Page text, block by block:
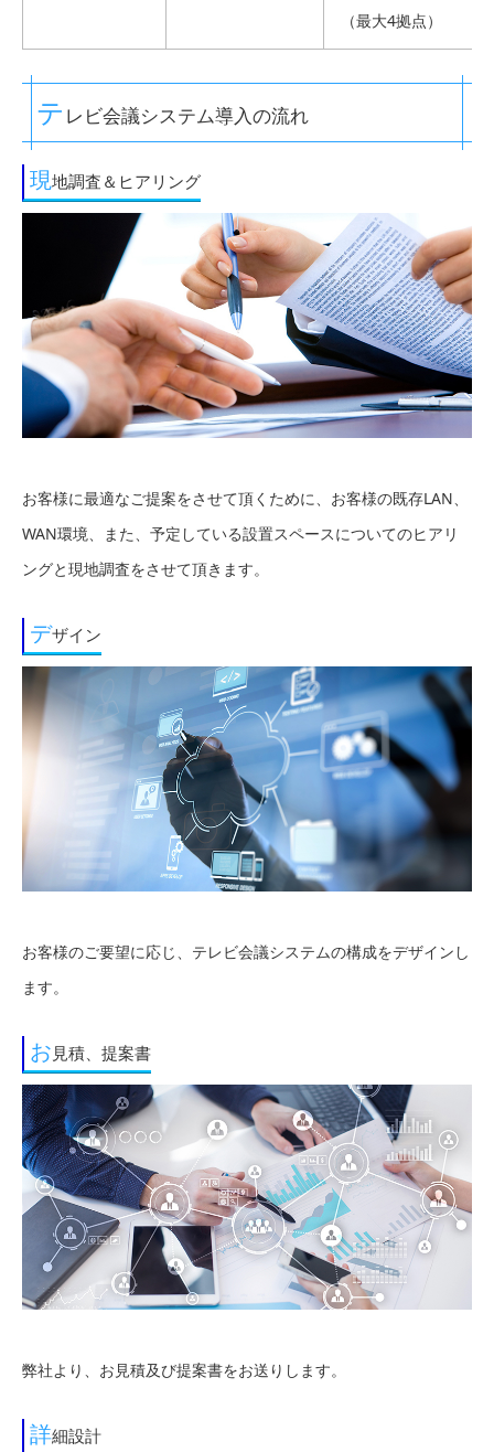
（最大4拠点）
テ レビ会議システム導入の流れ
現地調査＆ヒアリング
お客様に最適なご提案をさせて頂くために、お客様の既存LAN、
WAN環境、また、予定している設置スペースについてのヒアリ
ングと現地調査をさせて頂きます。
デザイン
お客様のご要望に応じ、テレビ会議システムの構成をデザインし
ます。
お見積、提案書
弊社より、お見積及び提案書をお送りします。
詳細設計